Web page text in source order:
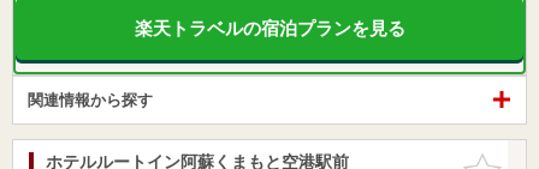
楽天トラベルの宿泊プランを見る
関連情報から探す
お気に入
ホテルルートイン阿蘇くまもと空港駅前